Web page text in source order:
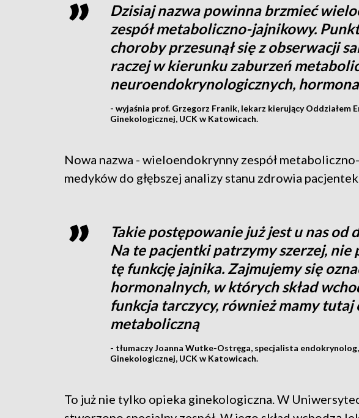
Dzisiaj nazwa powinna brzmieć
zespół metaboliczno-jajnikowy.
choroby przesunął się z obserwacji
raczej w kierunku zaburzeń
neuroendokrynologicznych,
- wyjaśnia prof. Grzegorz Franik, lekarz kierujący Oddziałem
Ginekologicznej, UCK w Katowicach.
Nowa nazwa - wieloendokrynny zespół
medyków do głębszej analizy stanu zdrowia pacjentek.
Takie postępowanie już jest u nas od
Na te pacjentki patrzymy szerzej,
tę funkcję jajnika. Zajmujemy się
hormonalnych, w których skład
funkcja tarczycy, również mamy tutaj
metaboliczną
- tłumaczy Joanna Wutke-Ostręga, specjalista
Ginekologicznej, UCK w Katowicach.
To już nie tylko opieka ginekologiczna. W